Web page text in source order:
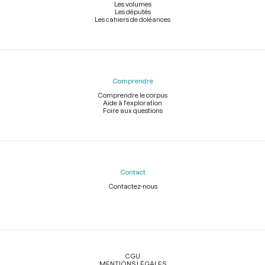
Les volumes
Les députés
Les cahiers de doléances
Comprendre
Comprendre le corpus
Aide à l'exploration
Foire aux questions
Contact
Contactez-nous
Légal
CGU